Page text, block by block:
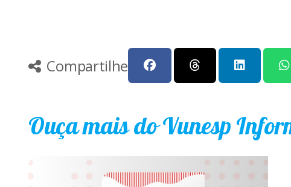
Compartilhe
Ouça mais do Vunesp